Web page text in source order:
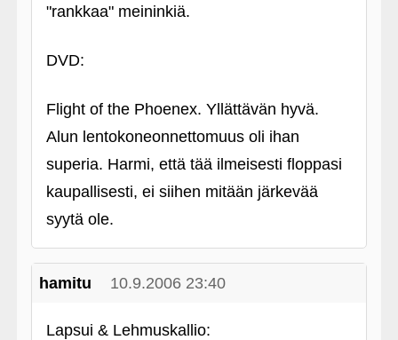
"rankkaa" meininkiä.
DVD:
Flight of the Phoenex. Yllättävän hyvä.
Alun lentokoneonnettomuus oli ihan
superia. Harmi, että tää ilmeisesti floppasi
kaupallisesti, ei siihen mitään järkevää
syytä ole.
hamitu 10.9.2006 23:40
Lapsui & Lehmuskallio: